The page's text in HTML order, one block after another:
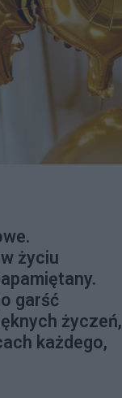
życiu
garść
życzeń,
każdego,